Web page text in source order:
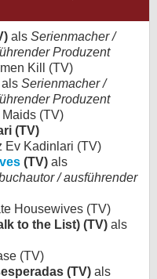
als Serienmacher /
Produzent
Kill (TV)
als Serienmacher /
Produzent
(TV)
(TV)
Ev Kadinlari (TV)
(TV) als
/ ausführender
Housewives (TV)
to the List) (TV) als
(TV)
(TV) als